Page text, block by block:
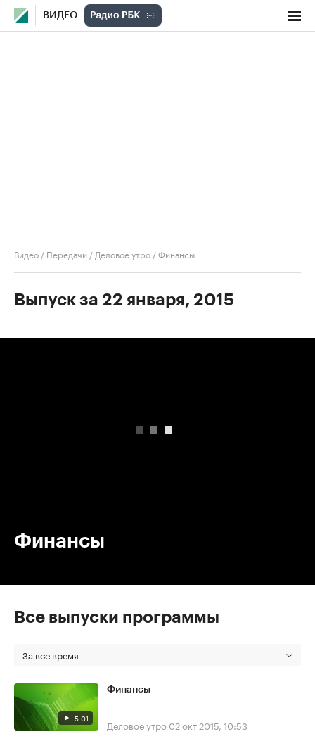
ВИДЕО
Видео / Передачи / Деловое утро /Финансы
Выпуск за 22 января, 2015
Финансы
Все выпуски программы
За все время
5:01
Финансы
Деловое утро 02 окт 2015, 10:53